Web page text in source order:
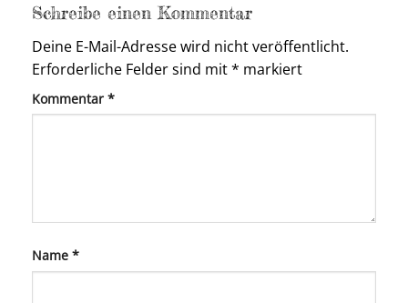
Schreibe einen Kommentar
Deine E-Mail-Adresse wird nicht veröffentlicht.
Erforderliche Felder sind mit* markiert
Kommentar *
Name *